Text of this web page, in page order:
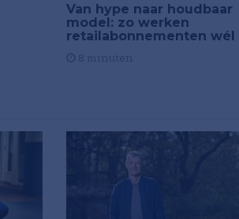
Van hype naar houdbaar
model: zo werken
retailabonnementen wél